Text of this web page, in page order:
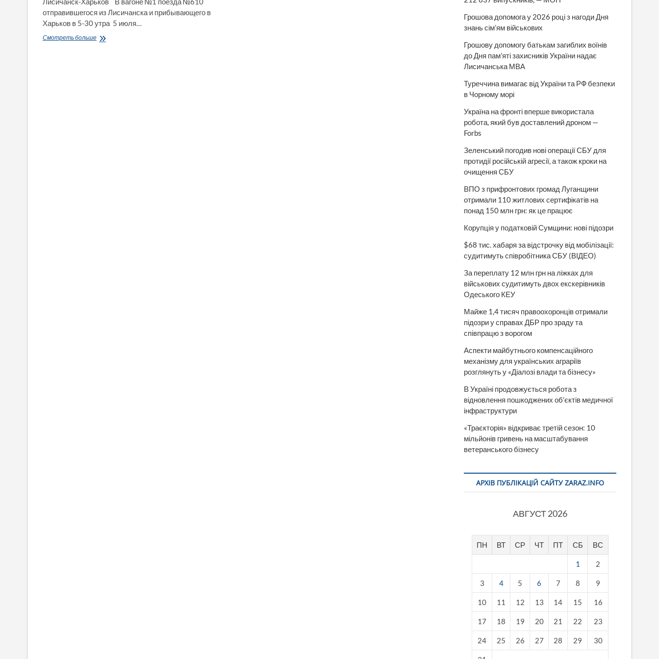
отправившегося из Лисичанска и прибывающего в
Харьков в 5-30 утра 5 июля…
Смотреть большеЩели:
Грошова допомога у 2026 році з нагоди Дня
знань сім’ям військових
Грошову допомогу батькам загиблих воїнів
до Дня пам’яті захисників України надає
Лисичанська МВА
Туреччина вимагає від України та РФ безпеки
в Чорному морі
Україна на фронті вперше використала
робота, який був доставлений дроном —
Forbs
Зеленський погодив нові операції СБУ для
протидії російській агресії, а також кроки на
очищення СБУ
ВПО з прифронтових громад Луганщини
отримали 110 житлових сертифікатів на
понад 150 млн грн: як це працює
Корупція у податковій Сумщини: нові підозри
$68 тис. хабаря за відстрочку від мобілізації:
судитимуть співробітника СБУ (ВІДЕО)
За переплату 12 млн грн на ліжках для
військових судитимуть двох екскерівників
Одеського КЕУ
Майже 1,4 тисяч правоохоронців отримали
підозри у справах ДБР про зраду та
співпрацю з ворогом
Аспекти майбутнього компенсаційного
механізму для українських аграріїв
розглянуть у «Діалозі влади та бізнесу»
В Україні продовжується робота з
відновлення пошкоджених об’єктів медичної
інфраструктури
«Траєкторія» відкриває третій сезон: 10
мільйонів гривень на масштабування
ветеранського бізнесу
АРХІВ ПУБЛІКАЦІЙ САЙТУ ZARAZ.INFO
АВГУСТ 2026
ПН ВТ СР ЧТ ПТ СБ ВС
1 2
3 4 5 6 7 8 9
10 11 12 13 14 15 16
17 18 19 20 21 22 23
24 25 26 27 28 29 30